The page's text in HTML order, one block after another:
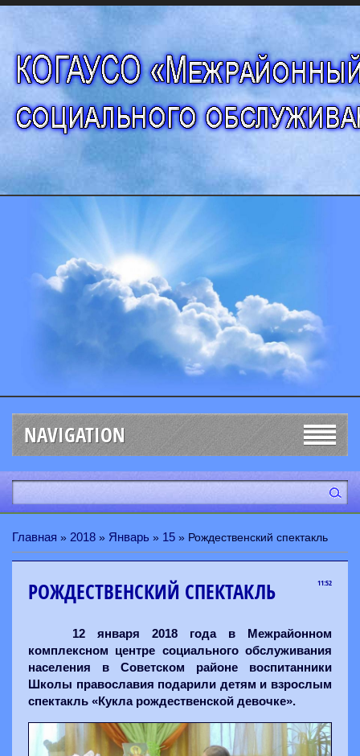
NAVIGATION
Главная » 2018 » Январь » 15 » Рождественский спектакль
11:52
РОЖДЕСТВЕНСКИЙ СПЕКТАКЛЬ
12 января 2018 года в Межрайонном
комплексном центре социального обслуживания
населения в Советском районе воспитанники
Школы православия подарили детям и взрослым
спектакль «Кукла рождественской девочке».